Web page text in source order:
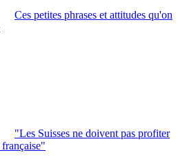
Ces petites phrases et attitudes qu'on
"Les Suisses ne doivent pas profiter